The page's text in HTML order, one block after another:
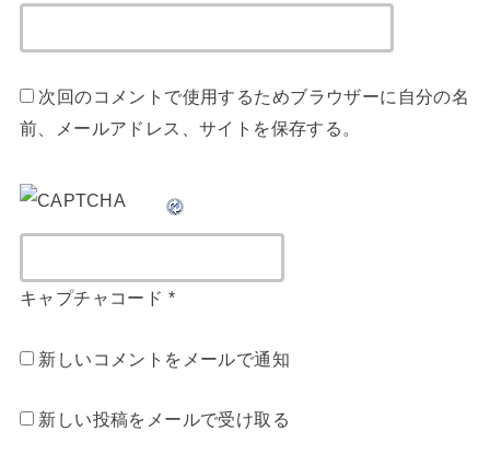
次回のコメントで使用するためブラウザーに自分の名
前、メールアドレス、サイトを保存する。
キャプチャコード *
新しいコメントをメールで通知
新しい投稿をメールで受け取る